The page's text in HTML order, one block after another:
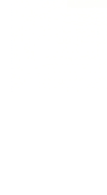
“Kalau solar non-subsidi itu
pasar. Sekarang kan kalau kita
itu lebih mahal dari B40. Nah
di situ, perhitungannya. Jadi
Pernyataan Bahlil menunjukkan
hanya fokus menjaga stabilitas
berupaya menutup celah
Dengan pengawasan yang lebih
benar-benar sampai kepada
sementara kendaraan sektor